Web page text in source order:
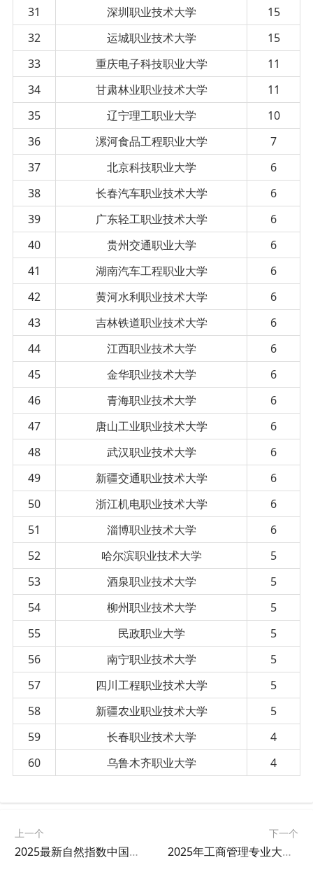
31 深圳职业技术大学
15
32
运城职业技术大学
15
33
重庆电子科技职业大学
11
34
甘肃林业职业技术大学
11
35
辽宁理工职业大学
10
36
漯河食品工程职业大学
7
37
北京科技职业大学
6
38
长春汽车职业技术大学
6
39
广东轻工职业技术大学
6
40
贵州交通职业大学
6
41
湖南汽车工程职业大学
6
42
黄河水利职业技术大学
6
43
吉林铁道职业技术大学
6
44
江西职业技术大学
6
45
金华职业技术大学
6
46
青海职业技术大学
6
47
唐山工业职业技术大学
6
48
武汉职业技术大学
6
49
新疆交通职业技术大学
6
50
浙江机电职业技术大学
6
51
淄博职业技术大学
6
52
哈尔滨职业技术大学
5
53
酒泉职业技术大学
5
54
柳州职业技术大学
5
55
民政职业大学
5
56
南宁职业技术大学
5
57
四川工程职业技术大学
5
58
新疆农业职业技术大学
5
59
长春职业技术大学
4
60
乌鲁木齐职业大学 4
上一个
2025最新自然指数中国大学排名
下一个
2025年工商管理专业大学排名及评级结果